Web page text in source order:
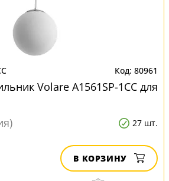
80961
Volare A1561SP-1CC для
27 шт.
В КОРЗИНУ